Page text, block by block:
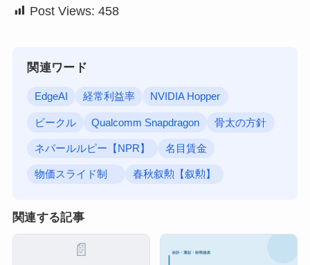
Post Views: 458
関連ワード
EdgeAI 経常利益率 NVIDIA Hopper
ビークル Qualcomm Snapdragon 骨太の方針
ネパールルピー【NPR】 名目賃金
物価スライド制 春秋叙勲【叙勲】
関連する記事
📄